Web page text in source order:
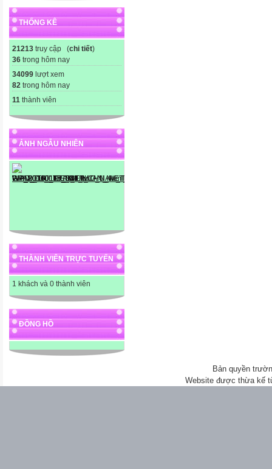
THỐNG KÊ
21213 truy cập (chi tiết)
36 trong hôm nay
34099 lượt xem
82 trong hôm nay
11 thành viên
ẢNH NGẪU NHIÊN
THÀNH VIÊN TRỰC TUYẾN
1 khách và 0 thành viên
ĐỒNG HỒ
Bản quyền
Website được thừa kế